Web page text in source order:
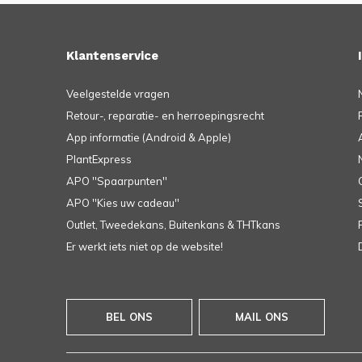
Klantenservice
Veelgestelde vragen
Retour-, reparatie- en herroepingsrecht
App informatie (Android & Apple)
PlantExpress
APO ''Spaarpunten''
APO ''Kies uw cadeau''
Outlet, Tweedekans, Buitenkans & THTkans
Er werkt iets niet op de website!
BEL ONS MAIL ONS